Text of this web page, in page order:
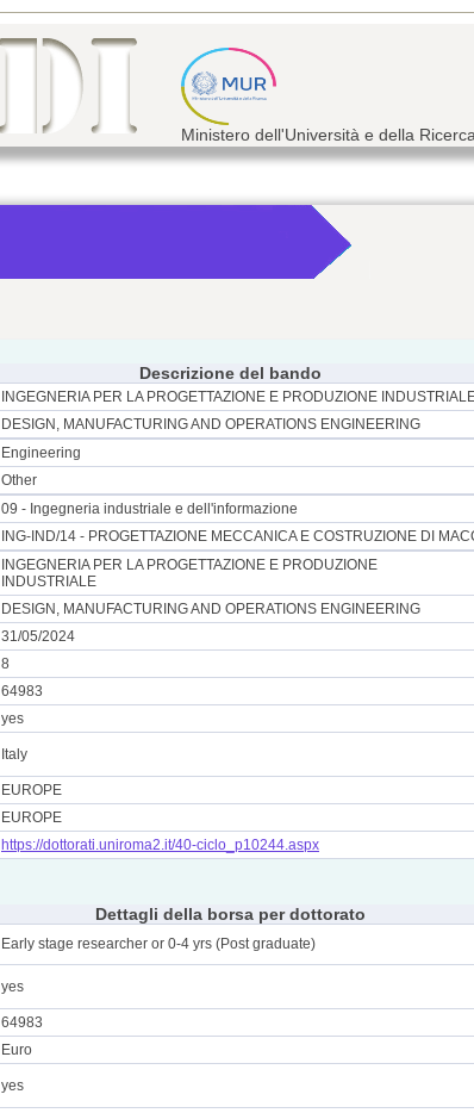
Ministero dell'Università e della Ricerca
Descrizione del bando
INGEGNERIA PER LA PROGETTAZIONE E PRODUZIONE
DESIGN, MANUFACTURING AND OPERATIONS ENGINEERING
Engineering
Other
09 - Ingegneria industriale e dell'informazione
ING-IND/14 - PROGETTAZIONE MECCANICA E COSTRUZIONE DI
INGEGNERIA PER LA PROGETTAZIONE E PRODUZIONE
INDUSTRIALE
DESIGN, MANUFACTURING AND OPERATIONS ENGINEERING
31/05/2024
8
64983
yes
Italy
EUROPE
EUROPE
https://dottorati.uniroma2.it/40-ciclo_p10244.aspx
Dettagli della borsa per dottorato
Early stage researcher or 0-4 yrs (Post graduate)
yes
64983
Euro
yes